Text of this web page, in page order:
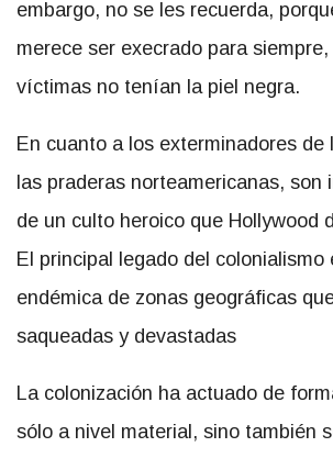
embargo, no se les recuerda,
merece ser execrado para
víctimas no tenían la piel negra.
En cuanto a los exterminadores de
las praderas norteamericanas, son
de un culto heroico que Hollywood
El principal legado del colonialismo
endémica de zonas geográficas
saqueadas y devastadas
La colonización ha actuado de
sólo a nivel material, sino también